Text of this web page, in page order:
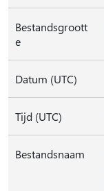
Bestandsgroott
e
Datum (UTC)
Tijd (UTC)
Bestandsnaam